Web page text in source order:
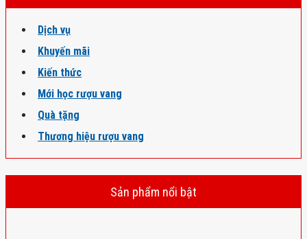
Dịch vụ
Khuyến mãi
Kiến thức
Mới học rượu vang
Quà tặng
Thương hiệu rượu vang
Sản phẩm nổi bật